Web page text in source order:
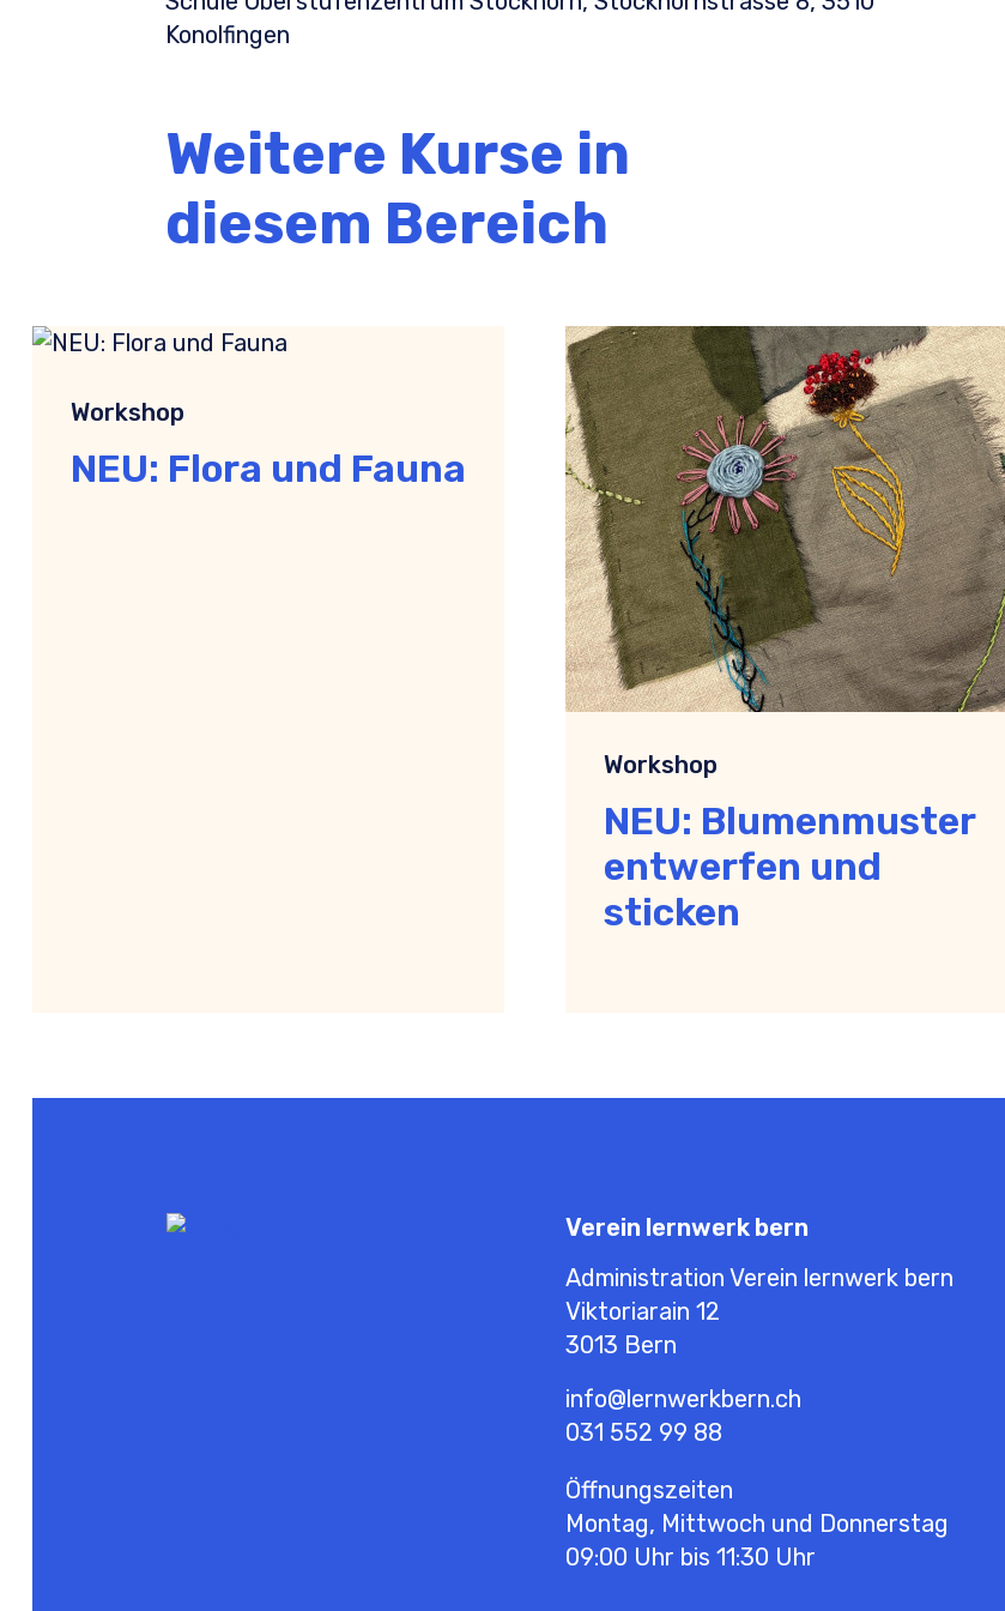
Konolfingen
Weitere Kurse in
diesem Bereich
Workshop
NEU: Flora und Fauna
Workshop
NEU: Blumenmuster
entwerfen und
sticken
Verein lernwerk bern
Administration Verein lernwerk bern
Viktoriarain 12
3013 Bern
info@lernwerkbern.ch
031 552 99 88
Öffnungszeiten
Montag, Mittwoch und Donnerstag
09:00 Uhr bis 11:30 Uhr